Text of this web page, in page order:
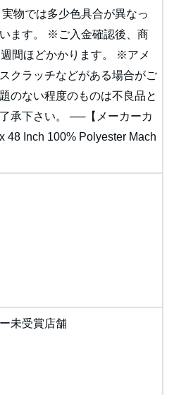
物では多少色具合が異なっ
ます。 ※ご入金確認後、商
間ほどかかります。 ※アメ
クラッチなどがある場合がご
のない程度のものは不良品と
承下さい。 ──【メーカーカ
48 Inch 100% Polyester Mach
未受賞店舗